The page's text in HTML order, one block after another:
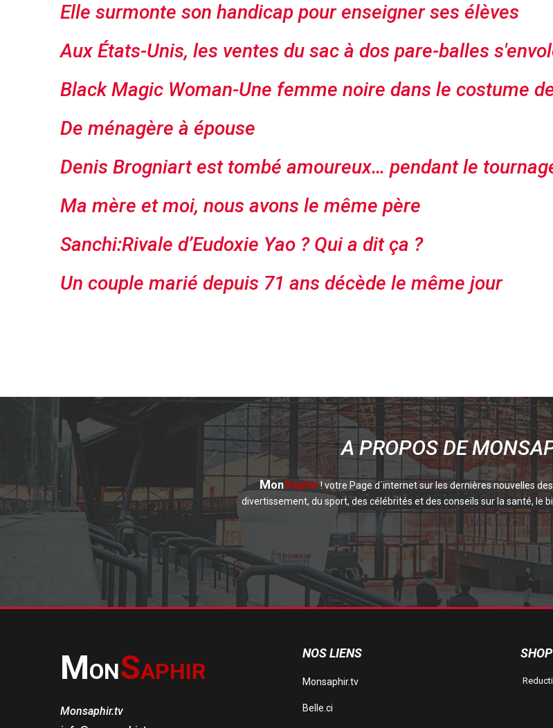
Elle surmonte son handicap pour enseigner ses élèves
Aux États-Unis, les ventes du sac à dos pare-balles
Black Magic Woman-Une femme noire dans le costume
De ménagère à épouse
Denis Brogniart est tombé amoureux… pendant le
Ma mère et moi, nous avons le même père
Sanchi:Rivale d’Eudoxie Yao ? Qui a dit ça ?
Un couple marié depuis 71 ans décède le même jour
A PROPOS DE
MonSaphir! votre Page d´internet sur les dernières nouvelles
divertissement, du sport, des célébrités et des conseils sur la santé, le
MONSAPHIR
Monsaphir.tv
NOS LIENS
Monsaphir.tv
Belle.ci
SHOP